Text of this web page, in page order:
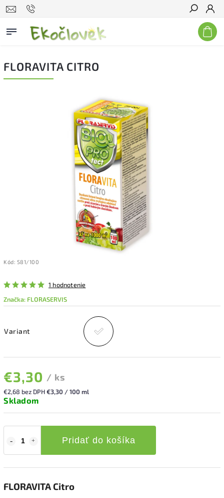
Hľadať
FLORAVITA CITRO
Kód: 581/100
1 hodnotenie
Značka: FLORASERVIS
Variant
€3,30 / ks
€2,68 bez DPH€3,30 / 100 ml
Skladom
Pridať do košíka
FLORAVITA Citro